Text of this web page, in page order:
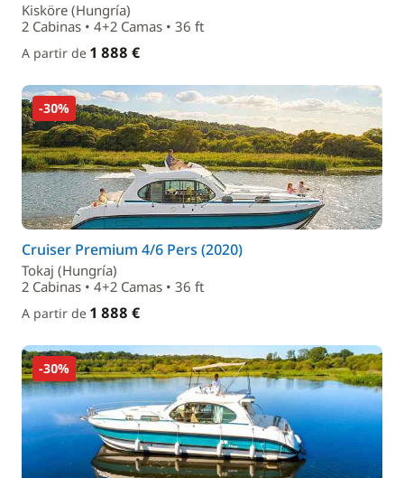
Kisköre (Hungría)
2 Cabinas • 4+2 Camas • 36 ft
A partir de 1 888 €
-30%
Cruiser Premium 4/6 Pers (2020)
Tokaj (Hungría)
2 Cabinas • 4+2 Camas • 36 ft
A partir de 1 888 €
-30%